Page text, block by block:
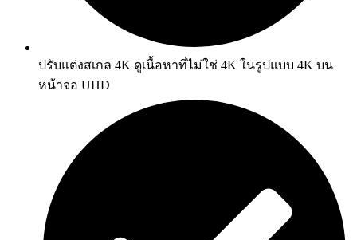
ปรับแต่งสเกล 4K ดูเนื้อหาที่ไม่ใช่ 4K ในรูปแบบ 4K บน
หน้าจอ UHD